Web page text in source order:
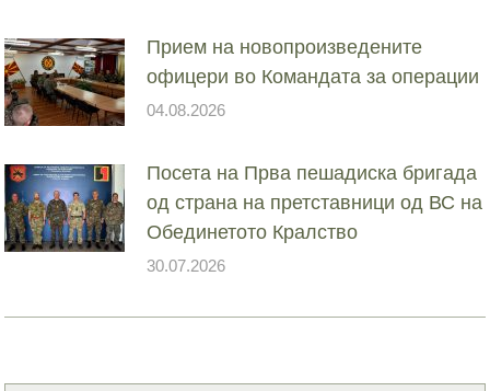
Прием на новопроизведените
офицери во Командата за операции
04.08.2026
Посета на Прва пешадиска бригада
од страна на претставници од ВС на
Обединетото Кралство
30.07.2026